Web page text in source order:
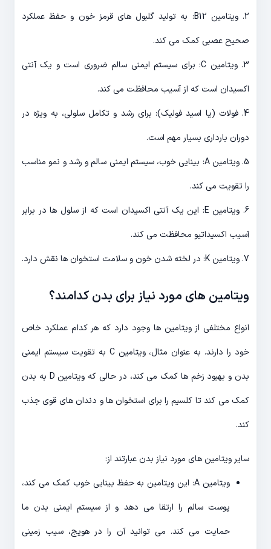
2. ویتامین B12: به تولید گلبول های قرمز خون و حفظ عملکرد
صحیح عصبی کمک می کند.
3. ویتامین C: برای سیستم ایمنی سالم ضروری است و یک آنتی
اکسیدان است که از آسیب محافظت می کند.
4. فولات (یا اسید فولیک): برای رشد و تکامل سلولی، به ویژه در
دوران بارداری بسیار مهم است.
5. ویتامین A: بینایی خوب، سیستم ایمنی سالم و رشد و نمو مناسب
را تقویت می کند.
6. ویتامین E: این یک آنتی اکسیدان است که از سلول ها در برابر
آسیب اکسیداتیو محافظت می کند.
7. ویتامین K: در لخته شدن خون و سلامت استخوان ها نقش دارد.
ویتامین های مورد نیاز برای بدن کدامند؟
انواع مختلفی از ویتامین ها وجود دارد که هر کدام عملکرد خاص
خود را دارند. به عنوان مثال، ویتامین C به تقویت سیستم ایمنی
بدن و بهبود زخم ها کمک می کند، در حالی که ویتامین D به بدن
کمک می کند تا کلسیم را برای استخوان ها و دندان های قوی جذب
کند.
سایر ویتامین های مورد نیاز بدن عبارتند از:
ویتامین A: این ویتامین به حفظ بینایی خوب کمک می کند،
پوست سالم را ارتقا می دهد و از سیستم ایمنی بدن ما
حمایت می کند. می توانید آن را در هویج، سیب زمینی